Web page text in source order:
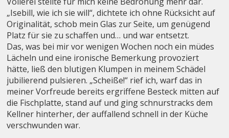
„Isebill, wie ich sie will“, dichtete ich ohne Rücksicht auf
Originalität, schob mein Glas zur Seite, um genügend
Platz für sie zu schaffen und… und war entsetzt.
Das, was bei mir vor wenigen Wochen noch ein müdes
Lächeln und eine ironische Bemerkung provoziert
hätte, ließ den blutigen Klumpen in meinem Schädel
jubilierend pulsieren. „Scheiße!“ rief ich, warf das in
meiner Vorfreude bereits ergriffene Besteck mitten auf
die Fischplatte, stand auf und ging schnurstracks dem
Kellner hinterher, der auffallend schnell in der Küche
verschwunden war.